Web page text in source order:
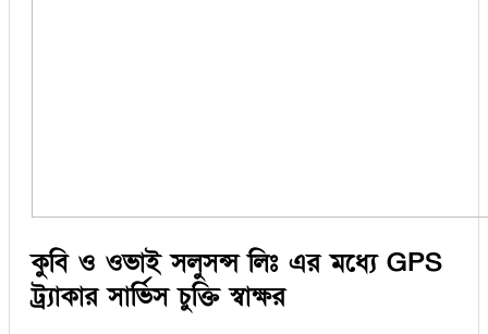
কুবি ও ওভাই সলুসন্স লিঃ এর মধ্যে GPS
ট্র্যাকার সার্ভিস চুক্তি স্বাক্ষর